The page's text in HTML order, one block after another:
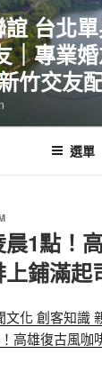
台北
｜專業
竹交友
選單
1點！
鋪滿起
文化 創客知識
高雄復古風